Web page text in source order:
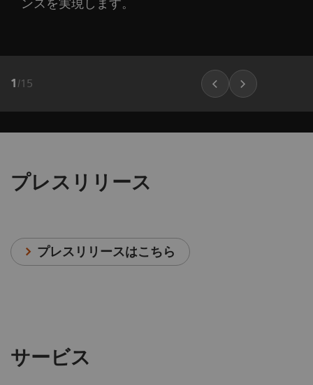
ンスを実現します。
1 /15
プレスリリース
プレスリリースはこちら
サービス